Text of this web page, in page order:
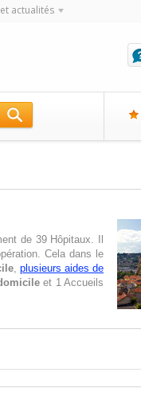
actualités
de 39 Hôpitaux. Il
Cela dans le
, plusieurs aides de
et 1 Accueils